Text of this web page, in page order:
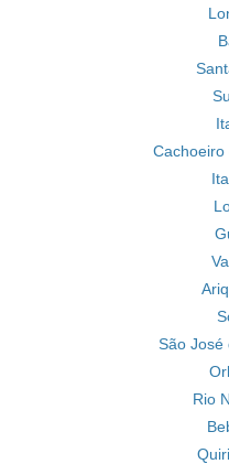
Cachoeiro
São José
Rio